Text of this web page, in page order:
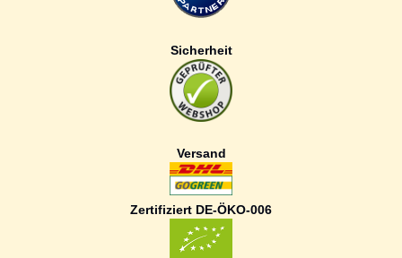
Sicherheit
Versand
Zertifiziert DE-ÖKO-006